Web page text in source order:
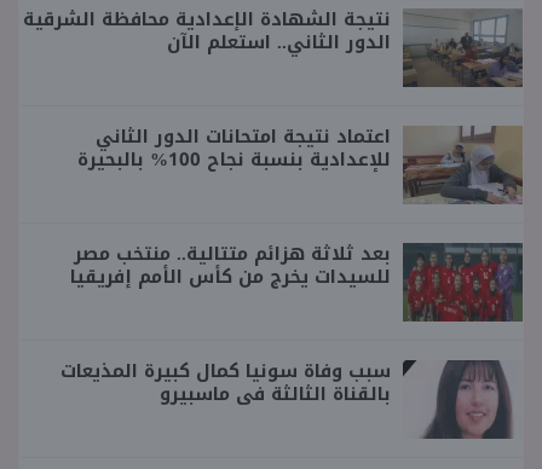
نتيجة الشهادة الإعدادية محافظة الشرقية
الدور الثاني.. استعلم الآن
اعتماد نتيجة امتحانات الدور الثاني
للإعدادية بنسبة نجاح 100% بالبحيرة
بعد ثلاثة هزائم متتالية.. منتخب مصر
للسيدات يخرج من كأس الأمم إفريقيا
سبب وفاة سونيا كمال كبيرة المذيعات
بالقناة الثالثة فى ماسبيرو